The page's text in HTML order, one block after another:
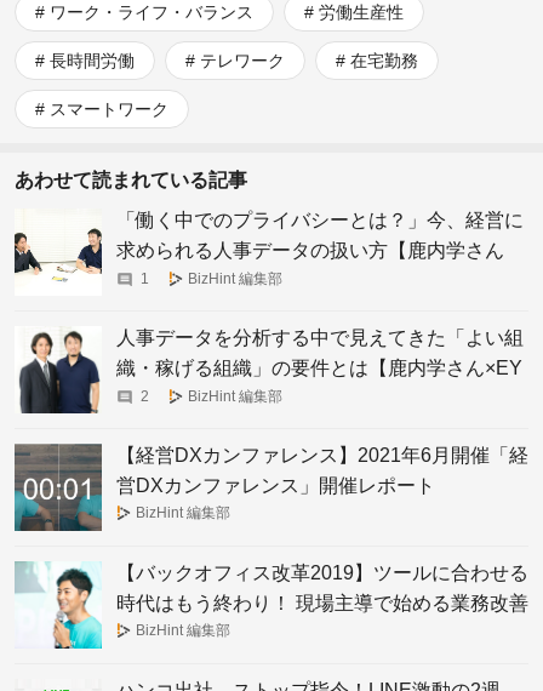
ワーク・ライフ・バランス 労働生産性
長時間労働 テレワーク 在宅勤務
スマートワーク
あわせて読まれている記事
「働く中でのプライバシーとは？」今、経営に
求められる人事データの扱い方【鹿内学さん
×EYアドバイザリー・アンド・コンサルティン
1 BizHint 編集部
人事データを分析する中で見えてきた「よい組
織・稼げる組織」の要件とは【鹿内学さん×EY
アドバイザリー・アンド・コンサルティング吉
2 BizHint 編集部
【経営DXカンファレンス】2021年6月開催「経
営DXカンファレンス」開催レポート
BizHint 編集部
【バックオフィス改革2019】ツールに合わせる
時代はもう終わり！ 現場主導で始める業務改善
BizHint 編集部